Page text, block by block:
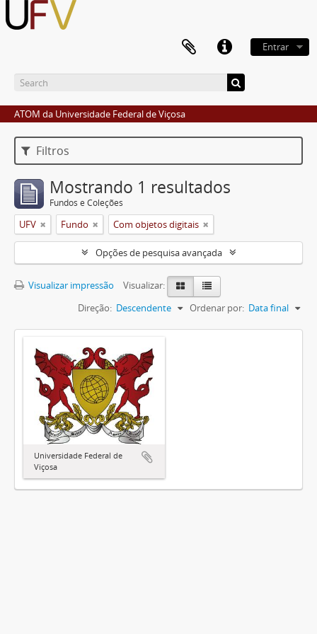
Entrar
ATOM da Universidade Federal de Viçosa
Filtros
Mostrando 1 resultados
Fundos e Coleções
UFV Fundo Com objetos digitais
Opções de pesquisa avançada
Visualizar impressão
Visualizar:
Ordenar por: Data final
Direção: Descendente
Universidade Federal de
Viçosa